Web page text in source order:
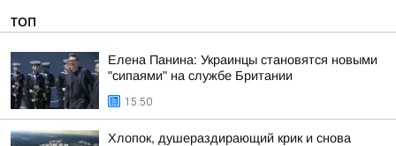
ТОП
Елена Панина: Украинцы становятся новыми
"сипаями" на службе Британии
15:50
Хлопок, душераздирающий крик и снова